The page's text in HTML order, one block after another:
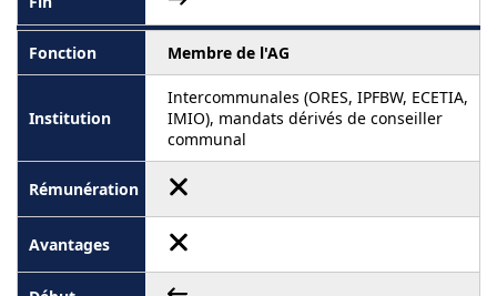
Membre de l'AG
Intercommunales (ORES, IPFBW, ECETIA,
IMIO), mandats dérivés de conseiller
communal